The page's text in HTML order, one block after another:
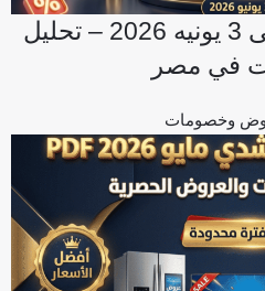
مجلة عروض رنين حتى 3 يونيه 2026 – تحليل
في مصر
وخصومات